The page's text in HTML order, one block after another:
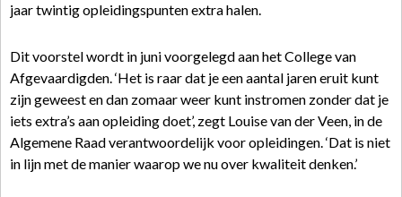
jaar twintig opleidingspunten extra halen.
Dit voorstel wordt in juni voorgelegd aan het College van
Afgevaardigden. ‘Het is raar dat je een aantal jaren eruit kunt
zijn geweest en dan zomaar weer kunt instromen zonder dat je
iets extra’s aan opleiding doet’, zegt Louise van der Veen, in de
Algemene Raad verantwoordelijk voor opleidingen. ‘Dat is niet
in lijn met de manier waarop we nu over kwaliteit denken.’